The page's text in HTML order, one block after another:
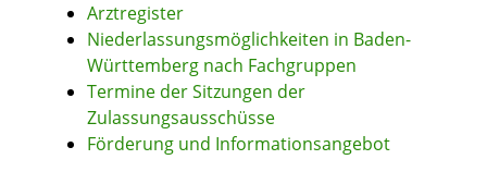
Arztregister
Niederlassungsmöglichkeiten in Baden-
Württemberg nach Fachgruppen
Termine der Sitzungen der
Zulassungsausschüsse
Förderung und Informationsangebot